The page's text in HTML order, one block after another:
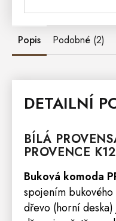
Popis Podobné (2)
DETAILNÍ
BÍLÁ
PROVENCE
Buková komoda
spojením
dřevo (horní